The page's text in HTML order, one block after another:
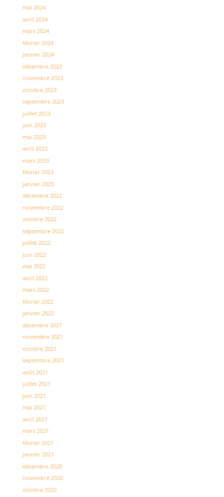
mai 2024
avril 2024
mars 2024
février 2024
janvier 2024
décembre 2023
novembre 2023
octobre 2023
septembre 2023
juillet 2023
juin 2023
mai 2023
avril 2023
mars 2023
février 2023
janvier 2023
décembre 2022
novembre 2022
octobre 2022
septembre 2022
juillet 2022
juin 2022
mai 2022
avril 2022
mars 2022
février 2022
janvier 2022
décembre 2021
novembre 2021
octobre 2021
septembre 2021
août 2021
juillet 2021
juin 2021
mai 2021
avril 2021
mars 2021
février 2021
janvier 2021
décembre 2020
novembre 2020
octobre 2020